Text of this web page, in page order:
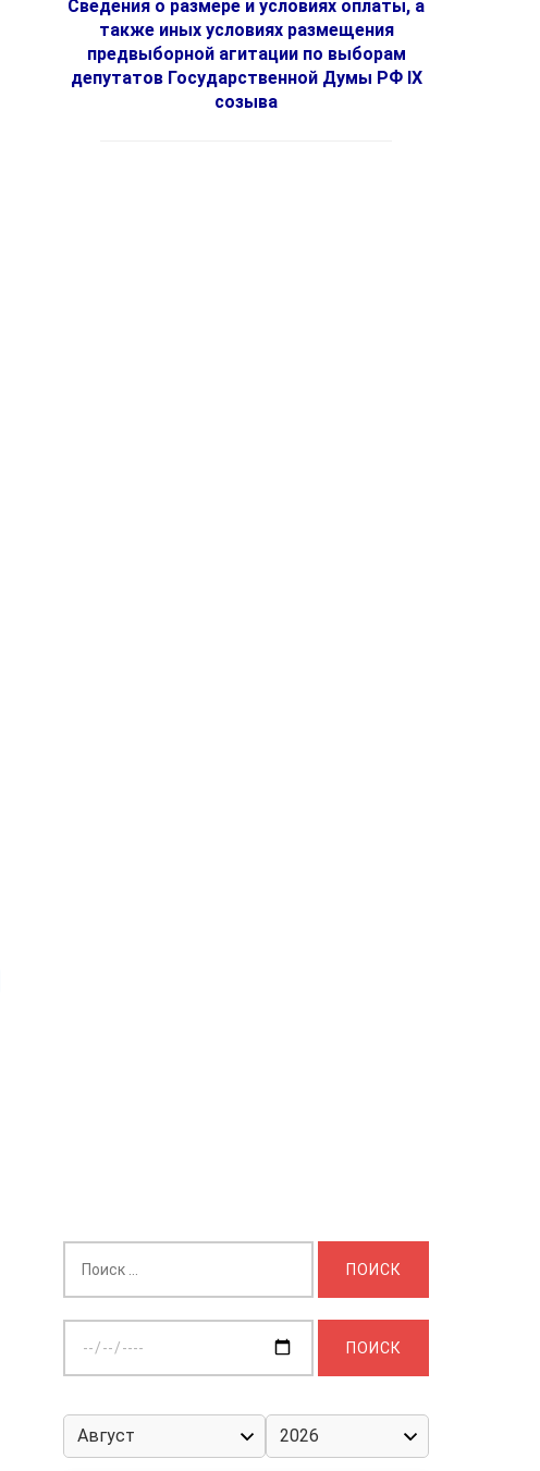
Сведения о размере и условиях оплаты, а
также иных условиях размещения
предвыборной агитации по выборам
депутатов Государственной Думы РФ IX
созыва
дату: